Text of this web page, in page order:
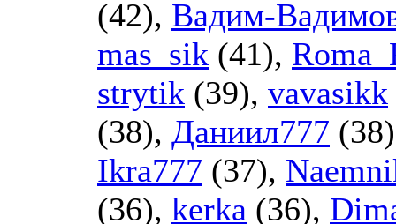
(42), Вадим-
mas_sik (41),
strytik (39), vavasikk
(38), Даниил777
Ikra777 (37),
(36), kerka (36),